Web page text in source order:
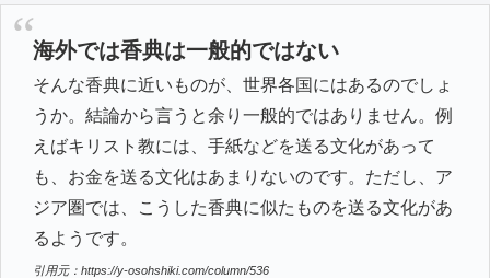
海外では香典は一般的ではない
そんな香典に近いものが、世界各国にはあるのでしょ
うか。結論から言うと余り一般的ではありません。例
えばキリスト教には、手紙などを送る文化があって
も、お金を送る文化はあまりないのです。ただし、ア
ジア圏では、こうした香典に似たものを送る文化があ
るようです。
引用元：https://y-osohshiki.com/column/536